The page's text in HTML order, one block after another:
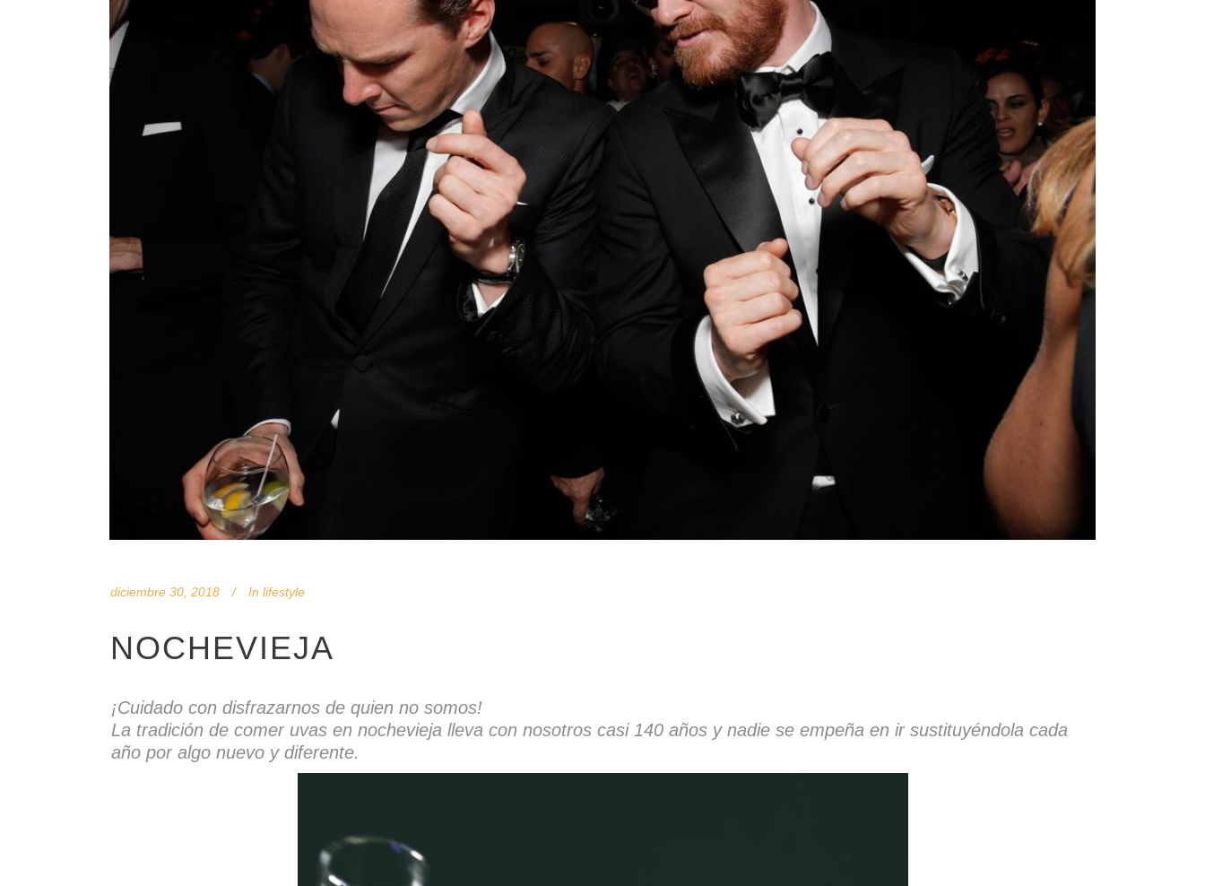
diciembre 30, 2018 In lifestyle
NOCHEVIEJA
¡Cuidado con disfrazarnos de quien no somos!
La tradición de comer uvas en nochevieja lleva con nosotros casi 140 años y nadie se empeña en ir sustituyéndola cada
año por algo nuevo y diferente.